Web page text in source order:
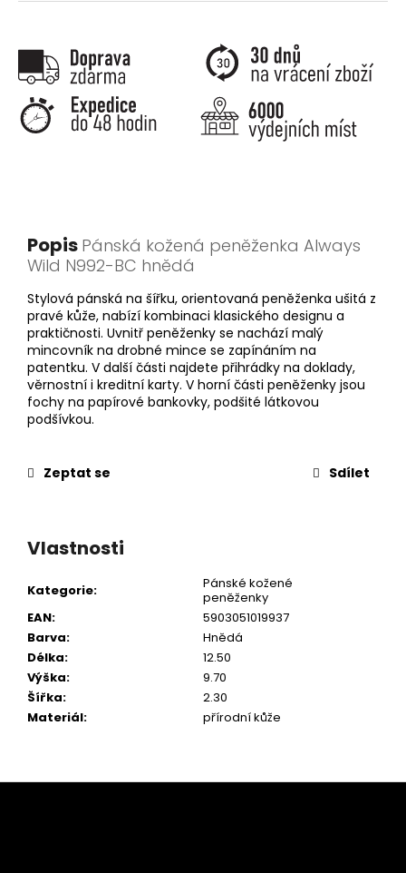
Popis Pánská kožená peněženka Always
Wild N992-BC hnědá
Stylová pánská na šířku, orientovaná peněženka ušitá z
pravé kůže, nabízí kombinaci klasického designu a
praktičnosti. Uvnitř peněženky se nachází malý
mincovník na drobné mince se zapínáním na
patentku. V další části najdete přihrádky na doklady,
věrnostní i kreditní karty. V horní části peněženky jsou
fochy na papírové bankovky, podšité látkovou
podšívkou.
Zeptat se Sdílet
Vlastnosti
Kategorie:
Pánské kožené
peněženky
EAN:
5903051019937
Barva:
Hnědá
Délka:
12.50
Výška:
9.70
Šířka:
2.30
Materiál: přírodní kůže
Z